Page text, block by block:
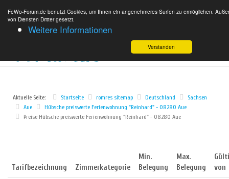
FeWo-Forum.de benutzt Cookies, um Ihnen ein angenehmeres Surfen zu ermöglichen.
von Diensten Dritter gesetzt.
Weitere Informationen
Verstanden
Aktuelle Seite: Startseite romres sitemap Deutschland
Sachsen
Aue
Hübsche preiswerte Ferienwohnung "Reinhard" - 08280 Aue
Preise Hübsche preiswerte Ferienwohnung "Reinhard" - 08280 Aue
Tarifbezeichnung Zimmerkategorie
Min.
Belegung
Max.
Belegung
von